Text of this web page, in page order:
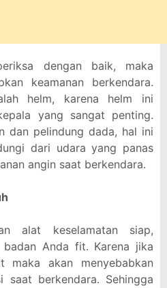
dengan baik, maka
keamanan berkendara.
helm, karena helm ini
yang sangat penting.
dan pelindung dada, hal ini
dari udara yang panas
angin saat berkendara.
alat keselamatan siap,
Anda fit. Karena jika
maka akan menyebabkan
saat berkendara. Sehingga